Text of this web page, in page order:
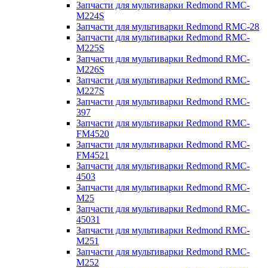
Запчасти для мультиварки Redmond RMC-
M224S
Запчасти для мультиварки Redmond RMC-28
Запчасти для мультиварки Redmond RMC-
M225S
Запчасти для мультиварки Redmond RMC-
M226S
Запчасти для мультиварки Redmond RMC-
M227S
Запчасти для мультиварки Redmond RMC-
397
Запчасти для мультиварки Redmond RMC-
FM4520
Запчасти для мультиварки Redmond RMC-
FM4521
Запчасти для мультиварки Redmond RMC-
4503
Запчасти для мультиварки Redmond RMC-
M25
Запчасти для мультиварки Redmond RMC-
45031
Запчасти для мультиварки Redmond RMC-
M251
Запчасти для мультиварки Redmond RMC-
M252